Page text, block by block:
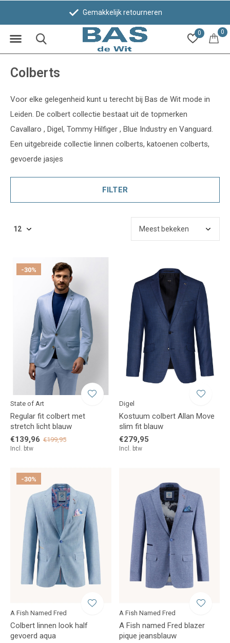
0 0
Bezoek 1 van onze
Colberts
Voor elke gelegenheid kunt u terecht bij Bas de Wit mode in
Leiden. De colbert collectie bestaat uit de topmerken
Cavallaro , Digel, Tommy Hilfiger , Blue Industry en Vanguard.
Een uitgebreide collectie linnen colberts, katoenen colberts,
gevoerde jasjes
FILTER
-30%
State of Art
Regular fit colbert met
stretch licht blauw
€139,96 €199,95
Incl. btw
Digel
Kostuum colbert Allan Move
slim fit blauw
€279,95
Incl. btw
-30%
A Fish Named Fred
Colbert linnen look half
gevoerd aqua
A Fish Named Fred
A Fish named Fred blazer
pique jeansblauw